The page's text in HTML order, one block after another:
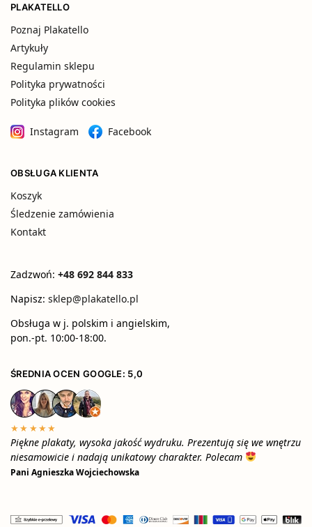
PLAKATELLO
Poznaj Plakatello
Artykuły
Regulamin sklepu
Polityka prywatności
Polityka plików cookies
Instagram Facebook
OBSŁUGA KLIENTA
Koszyk
Śledzenie zamówienia
Kontakt
Zadzwoń: +48 692 844 833
Napisz: sklep@plakatello.pl
Obsługa w j. polskim i angielskim,
pon.-pt. 10:00-18:00.
ŚREDNIA OCEN GOOGLE: 5,0
★★★★★
Piękne plakaty, wysoka jakość wydruku. Prezentują się we wnętrzu
niesamowicie i nadają unikatowy charakter. Polecam
Pani Agnieszka Wojciechowska